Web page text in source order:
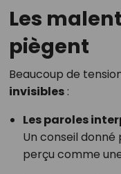
Les
piègent
Beaucoup de
invisibles:
Les paroles
Un conseil
perçu comme